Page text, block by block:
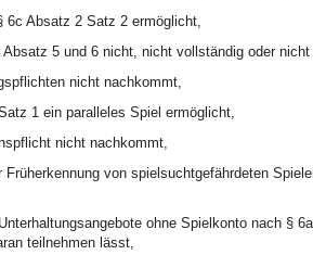
6c Absatz 2 Satz 2 ermöglicht,
5 und 6 nicht, nicht vollständig oder
nicht nachkommt,
1 ein paralleles Spiel ermöglicht,
nicht nachkommt,
von spielsuchtgefährdeten
ohne Spielkonto nach §
teilnehmen lässt,